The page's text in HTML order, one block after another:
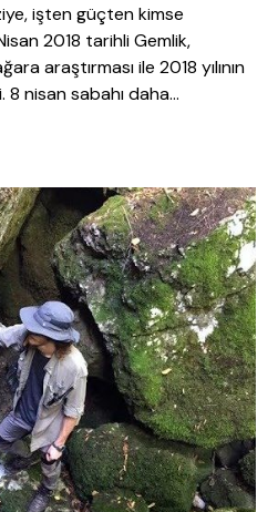
işten güçten kimse
2018 tarihli Gemlik,
araştırması ile 2018 yılının
nisan sabahı daha…